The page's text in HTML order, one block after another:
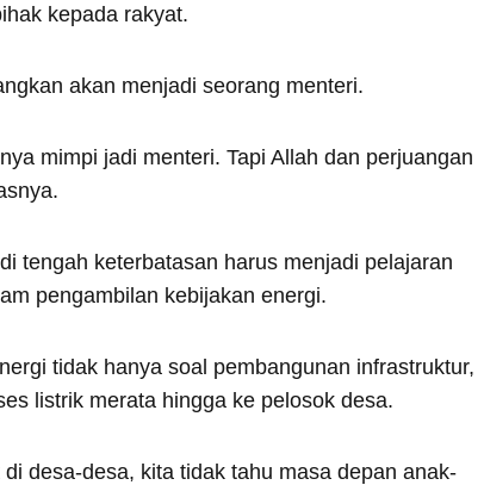
kepada rakyat.
akan menjadi seorang menteri.
mimpi jadi menteri. Tapi Allah dan perjuangan
tengah keterbatasan harus menjadi pelajaran
pengambilan kebijakan energi.
tidak hanya soal pembangunan infrastruktur,
listrik merata hingga ke pelosok desa.
desa-desa, kita tidak tahu masa depan anak-